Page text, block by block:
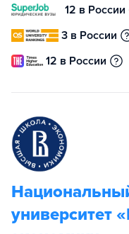
12 в России
3 в России
12 в России
университет